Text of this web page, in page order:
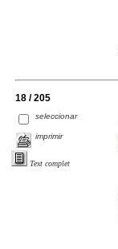
18 / 205
seleccionar
imprimir
Text complet